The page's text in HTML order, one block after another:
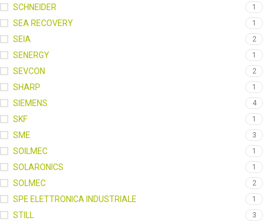
SCHNEIDER 1
SEA RECOVERY 1
SEIA 2
SENERGY 1
SEVCON 2
SHARP 1
SIEMENS 4
SKF 1
SME 3
SOILMEC 1
SOLARONICS 1
SOLMEC 2
SPE ELETTRONICA INDUSTRIALE 1
STILL 3